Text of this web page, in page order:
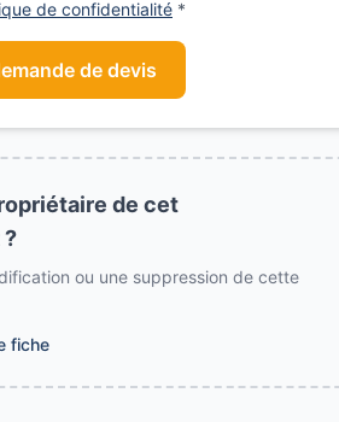
de confidentialité *
de devis
de cet
ou une suppression de cette
fiche